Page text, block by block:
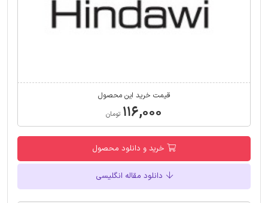
قیمت خرید این محصول
۱۱۶,۰۰۰ تومان
خرید و دانلود محصول
دانلود مقاله انگلیسی